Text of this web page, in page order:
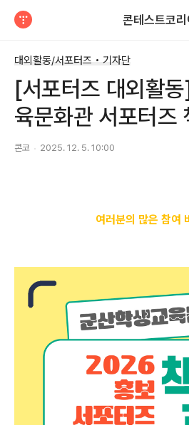
콘테스트코리
대외활동/서포터즈 • 기자단
[서포터즈 대외활
육문화관 서포터즈
콘코 2025. 12. 5. 10:00
여러분의 많은 참여